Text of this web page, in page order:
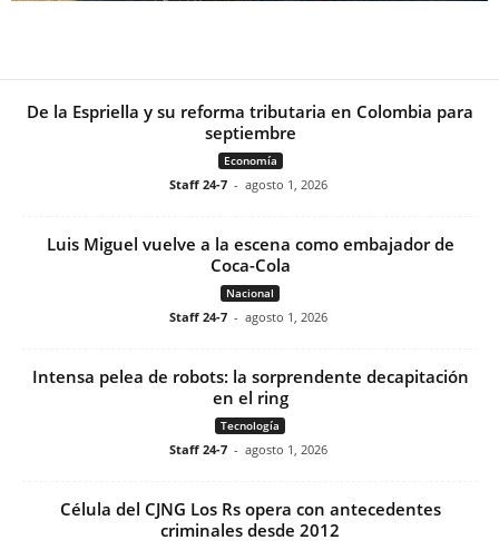
De la Espriella y su reforma tributaria en Colombia para
septiembre
Economía
Staff 24-7 - agosto 1, 2026
Luis Miguel vuelve a la escena como embajador de
Coca-Cola
Nacional
Staff 24-7 - agosto 1, 2026
Intensa pelea de robots: la sorprendente decapitación
en el ring
Tecnología
Staff 24-7 - agosto 1, 2026
Célula del CJNG Los Rs opera con antecedentes
criminales desde 2012